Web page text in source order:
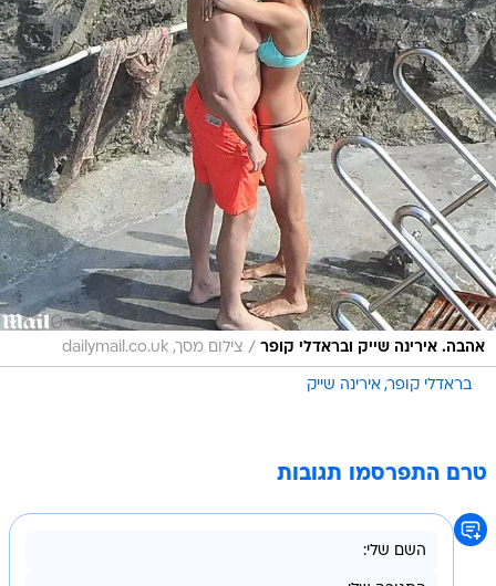
אהבה. אירינה שייק ובראדלי קופר / צילום מסך, dailymail.co.uk
בראדלי קופר אירינה שייק
טרם התפרסמו תגובות